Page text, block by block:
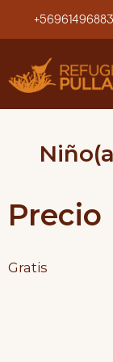
+56961496883
Precio
Gratis